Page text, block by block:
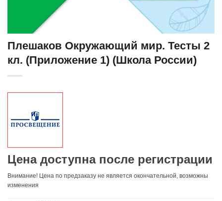
Плешаков Окружающий мир. Тесты 2
кл. (Приложение 1) (Школа России)
Цена доступна после регистрации
Внимание! Цена по предзаказу не является окончательной, возможны
изменения